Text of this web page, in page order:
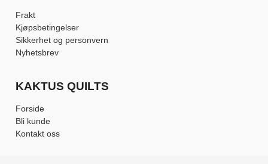
Frakt
Kjøpsbetingelser
Sikkerhet og personvern
Nyhetsbrev
KAKTUS QUILTS
Forside
Bli kunde
Kontakt oss